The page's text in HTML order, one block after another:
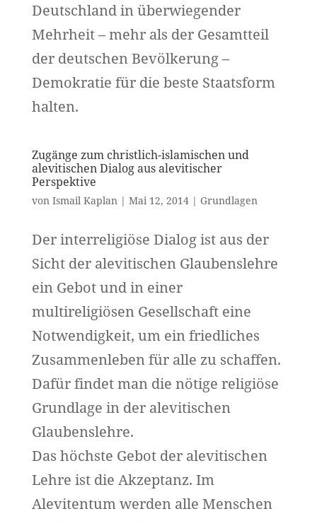
Deutschland in überwiegender
Mehrheit – mehr als der Gesamtteil
der deutschen Bevölkerung –
Demokratie für die beste Staatsform
halten.
Zugänge zum christlich-islamischen und
alevitischen Dialog aus alevitischer
Perspektive
von Ismail Kaplan| Mai 12, 2014| Grundlagen
Der interreligiöse Dialog ist aus der
Sicht der alevitischen Glaubenslehre
ein Gebot und in einer
multireligiösen Gesellschaft eine
Notwendigkeit, um ein friedliches
Zusammenleben für alle zu schaffen.
Dafür findet man die nötige religiöse
Grundlage in der alevitischen
Glaubenslehre.
Das höchste Gebot der alevitischen
Lehre ist die Akzeptanz. Im
Alevitentum werden alle Menschen